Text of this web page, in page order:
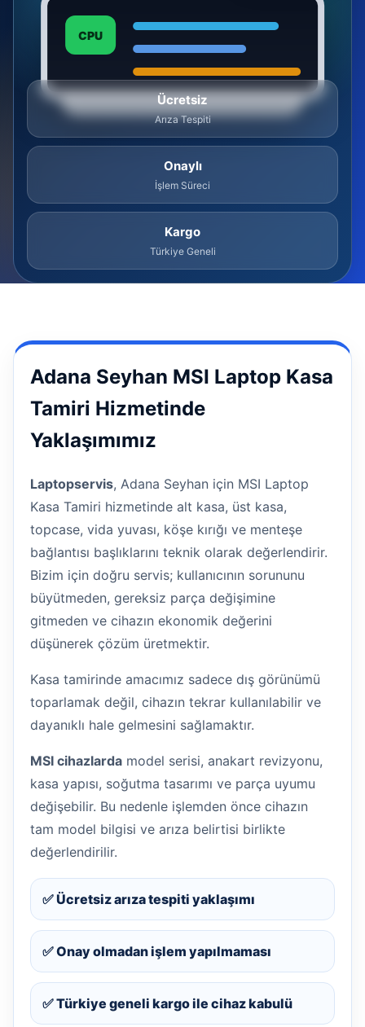
CPU
Ücretsiz
Arıza Tespiti
Onaylı
İşlem Süreci
Kargo
Türkiye Geneli
Adana Seyhan MSI Laptop Kasa
Tamiri Hizmetinde
Yaklaşımımız
Laptopservis, Adana Seyhan için MSI Laptop
Kasa Tamiri hizmetinde alt kasa, üst kasa,
topcase, vida yuvası, köşe kırığı ve menteşe
bağlantısı başlıklarını teknik olarak değerlendirir.
Bizim için doğru servis; kullanıcının sorununu
büyütmeden, gereksiz parça değişimine
gitmeden ve cihazın ekonomik değerini
düşünerek çözüm üretmektir.
Kasa tamirinde amacımız sadece dış görünümü
toparlamak değil, cihazın tekrar kullanılabilir ve
dayanıklı hale gelmesini sağlamaktır.
MSI cihazlarda model serisi, anakart revizyonu,
kasa yapısı, soğutma tasarımı ve parça uyumu
değişebilir. Bu nedenle işlemden önce cihazın
tam model bilgisi ve arıza belirtisi birlikte
değerlendirilir.
✅ Ücretsiz arıza tespiti yaklaşımı
✅ Onay olmadan işlem yapılmaması
✅ Türkiye geneli kargo ile cihaz kabulü